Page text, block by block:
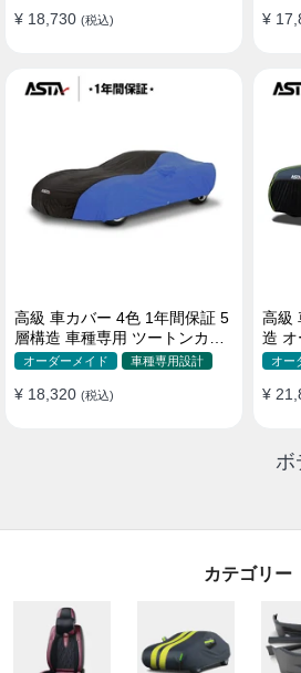
¥ 18,730 (税込) ¥
高級 車カバー 4色 1年間保証 5
層構造 車種専用 ツートンカラ
ー オーダーメイド 防水 耐久性
オーダーメイド 車種専用設計
¥ 18,320 (税込)
高級
造 オ
起毛
オー
¥
ボ
カテゴリー